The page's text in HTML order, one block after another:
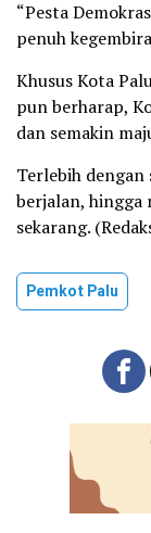
“Pesta
penuh
Khusus Kota
pun berharap,
dan semakin
Terlebih dengan
berjalan, hingga
sekarang.
Pemkot Palu